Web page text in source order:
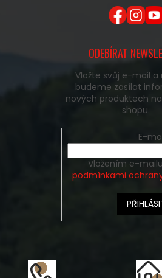
ODEBÍRAT
Vložte svůj e-mail
budeme zasílat
nových produktech
shopu.
E-
podmínkami